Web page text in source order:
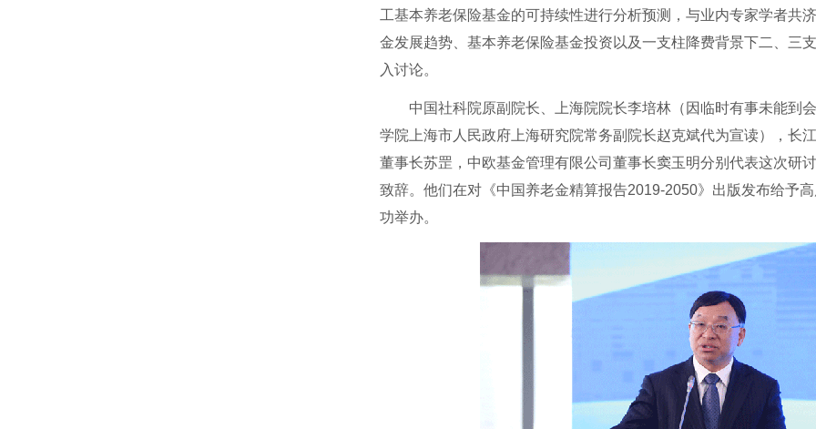
工基本养老保险基金的可持续性进行分析预测，与业内专家学者共
金发展趋势、基本养老保险基金投资以及一支柱降费背景下二、三
入讨论。
中国社科院原副院长、上海院院长李培林（因临时有事未能到
学院上海市人民政府上海研究院常务副院长赵克斌代为宣读），长
董事长苏罡，中欧基金管理有限公司董事长窦玉明分别代表这次研
致辞。他们在对《中国养老金精算报告2019-2050》出版发布给予
功举办。